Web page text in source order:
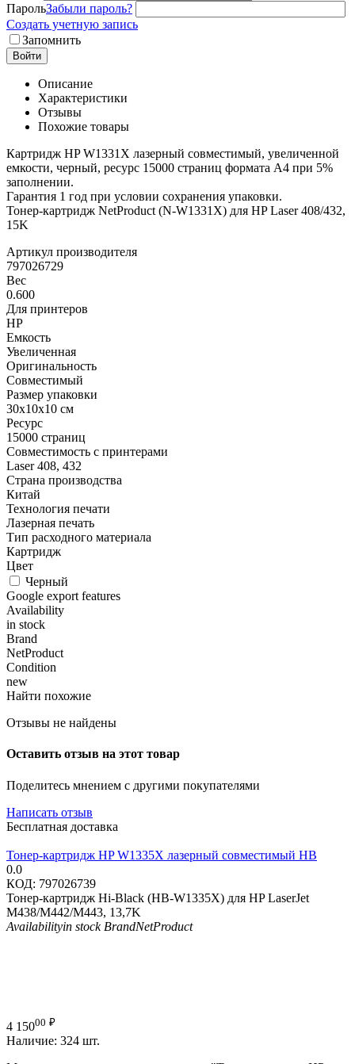
ПарольЗабыли пароль?
Создать учетную запись
Запомнить
Войти
Описание
Характеристики
Отзывы
Похожие товары
Картридж HP W1331X лазерный совместимый, увеличенной
емкости, черный, ресурс 15000 страниц формата А4 при 5%
заполнении.
Гарантия 1 год при условии сохранения упаковки.
Тонер-картридж NetProduct (N-W1331X) для HP Laser 408/432,
15K
Артикул производителя
797026729
Вес
0.600
Для принтеров
HP
Емкость
Увеличенная
Оригинальность
Совместимый
Размер упаковки
30x10x10 см
Ресурс
15000 страниц
Совместимость с принтерами
Laser 408, 432
Страна производства
Китай
Технология печати
Лазерная печать
Тип расходного материала
Картридж
Цвет
Черный
Google export features
Availability
in stock
Brand
NetProduct
Condition
new
Найти похожие
Отзывы не найдены
Оставить отзыв на этот товар
Поделитесь мнением с другими покупателями
Написать отзыв
Бесплатная доставка
Тонер-картридж HP W1335X лазерный совместимый HB
0.0
КОД: 797026739
Тонер-картридж Hi-Black (HB-W1335X) для HP LaserJet
M438/M442/M443, 13,7K
Availabilityin stock BrandNetProduct
4 15000 ₽
Наличие: 324 шт.